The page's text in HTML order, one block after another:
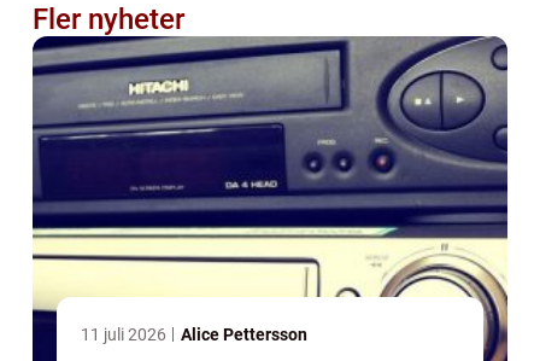
Fler nyheter
11 juli 2026 Alice Pettersson